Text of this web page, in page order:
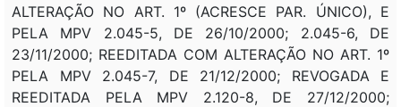
ALTERAÇÃO NO ART. 1º (ACRESCE PAR. ÚNICO), E
PELA MPV 2.045-5, DE 26/10/2000; 2.045-6, DE
23/11/2000; REEDITADA COM ALTERAÇÃO NO ART. 1º
PELA MPV 2.045-7, DE 21/12/2000; REVOGADA E
REEDITADA PELA MPV 2.120-8, DE 27/12/2000;